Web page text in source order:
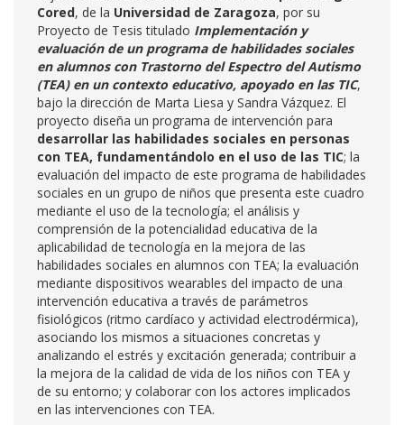
Cored, de la Universidad de Zaragoza, por su
Proyecto de Tesis titulado Implementación y
evaluación de un programa de habilidades sociales
en alumnos con Trastorno del Espectro del Autismo
(TEA) en un contexto educativo, apoyado en las TIC,
bajo la dirección de Marta Liesa y Sandra Vázquez. El
proyecto diseña un programa de intervención para
desarrollar las habilidades sociales en personas
con TEA, fundamentándolo en el uso de las TIC; la
evaluación del impacto de este programa de habilidades
sociales en un grupo de niños que presenta este cuadro
mediante el uso de la tecnología; el análisis y
comprensión de la potencialidad educativa de la
aplicabilidad de tecnología en la mejora de las
habilidades sociales en alumnos con TEA; la evaluación
mediante dispositivos wearables del impacto de una
intervención educativa a través de parámetros
fisiológicos (ritmo cardíaco y actividad electrodérmica),
asociando los mismos a situaciones concretas y
analizando el estrés y excitación generada; contribuir a
la mejora de la calidad de vida de los niños con TEA y
de su entorno; y colaborar con los actores implicados
en las intervenciones con TEA.